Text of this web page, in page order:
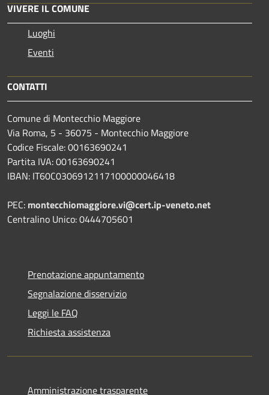
VIVERE IL COMUNE
Luoghi
Eventi
CONTATTI
Comune di Montecchio Maggiore
Via Roma, 5 - 36075 - Montecchio Maggiore
Codice Fiscale: 00163690241
Partita IVA: 00163690241
IBAN: IT60C0306912117100000046418
PEC: montecchiomaggiore.vi@cert.ip-veneto.net
Centralino Unico: 0444705601
Prenotazione appuntamento
Segnalazione disservizio
Leggi le FAQ
Richiesta assistenza
Amministrazione trasparente